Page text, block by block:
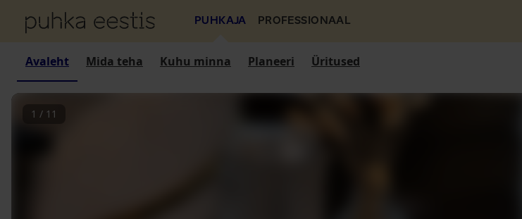
PUHKAJA PROFESSIONAAL
Avaleht Mida teha Kuhu minna Planeeri Üritused
1 / 11